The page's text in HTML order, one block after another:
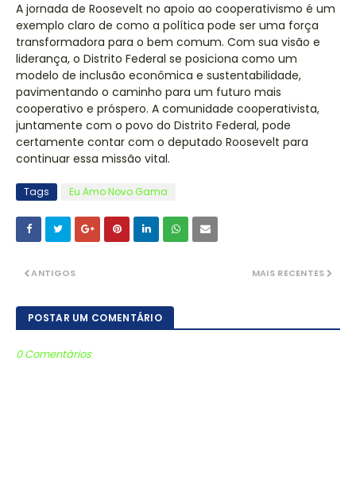
A jornada de Roosevelt no apoio ao cooperativismo é um
exemplo claro de como a política pode ser uma força
transformadora para o bem comum. Com sua visão e
liderança, o Distrito Federal se posiciona como um
modelo de inclusão econômica e sustentabilidade,
pavimentando o caminho para um futuro mais
cooperativo e próspero. A comunidade cooperativista,
juntamente com o povo do Distrito Federal, pode
certamente contar com o deputado Roosevelt para
continuar essa missão vital.
Tags Eu Amo Novo Gama
MAIS RECENTES
ANTIGOS
POSTAR UM COMENTÁRIO
0 Comentários